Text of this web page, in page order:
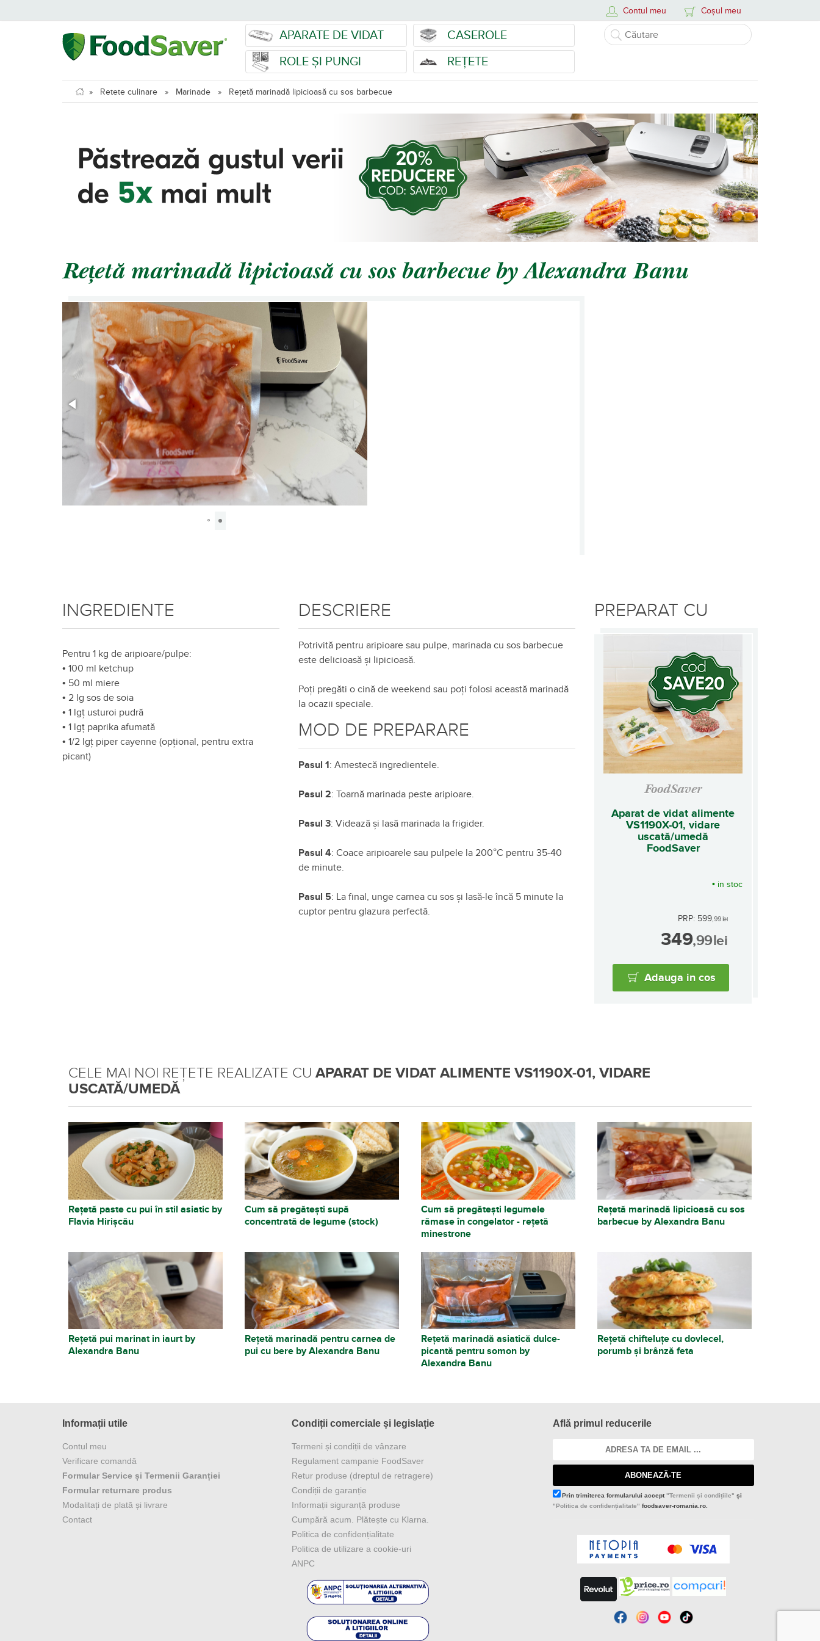
Contul meu Coșul meu
APARATE DE VIDAT
CASEROLE
ROLE ȘI PUNGI
REȚETE
» Retete culinare » Marinade » Rețetă marinadă lipicioasă cu sos barbecue
Rețetă marinadă lipicioasă cu sos barbecue by Alexandra Banu
INGREDIENTE
Pentru 1 kg de aripioare/pulpe:
• 100 ml ketchup
• 50 ml miere
• 2 lg sos de soia
• 1 lgț usturoi pudră
• 1 lgț paprika afumată
• 1/2 lgț piper cayenne (opțional, pentru extra
picant)
DESCRIERE
Potrivită pentru aripioare sau pulpe, marinada cu sos barbecue
este delicioasă și lipicioasă.
Poți pregăti o cină de weekend sau poți folosi această marinadă
la ocazii speciale.
MOD DE PREPARARE
Pasul 1: Amestecă ingredientele.
Pasul 2: Toarnă marinada peste aripioare.
Pasul 3: Videază și lasă marinada la frigider.
Pasul 4: Coace aripioarele sau pulpele la 200°C pentru 35-40
de minute.
Pasul 5: La final, unge carnea cu sos și lasă-le încă 5 minute la
cuptor pentru glazura perfectă.
PREPARAT CU
FoodSaver
Aparat de vidat alimente
VS1190X-01, vidare
uscată/umedă
FoodSaver
• in stoc
PRP: 599,99lei
349,99lei
Adauga in cos
CELE MAI NOI REȚETE REALIZATE CU APARAT DE VIDAT ALIMENTE VS1190X-01, VIDARE
USCATĂ/UMEDĂ
Rețetă paste cu pui în stil asiatic by
Flavia Hirișcău
Cum să pregătești supă
concentrată de legume (stock)
Cum să pregătești legumele
rămase în congelator - rețetă
minestrone
Rețetă marinadă lipicioasă cu sos
barbecue by Alexandra Banu
Rețetă pui marinat in iaurt by
Alexandra Banu
Rețetă marinadă pentru carnea de
pui cu bere by Alexandra Banu
Rețetă marinadă asiatică dulce-
picantă pentru somon by
Alexandra Banu
Rețetă chifteluțe cu dovlecel,
porumb și brânză feta
Informații utile
Contul meu
Verificare comandă
Formular Service și Termenii Garanției
Formular returnare produs
Modalitați de plată și livrare
Contact
Condiții comerciale și legislație
Termeni și condiții de vânzare
Regulament campanie FoodSaver
Retur produse (dreptul de retragere)
Condiții de garanție
Informații siguranță produse
Cumpără acum. Plătește cu Klarna.
Politica de confidențialitate
Politica de utilizare a cookie-uri
ANPC
Află primul reducerile
ABONEAZĂ-TE
Prin trimiterea formularului accept"Termenii și condițiile" și
"Politica de confidențialitate" foodsaver-romania.ro.